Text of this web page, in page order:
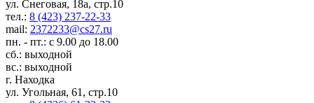
ул. Снеговая, 18а, стр.10
тел.: 8 (423) 237-22-33
mail: 2372233@cs27.ru
пн. - пт.: с 9.00 до 18.00
сб.: выходной
вс.: выходной
г. Находка
ул. Угольная, 61, стр.10